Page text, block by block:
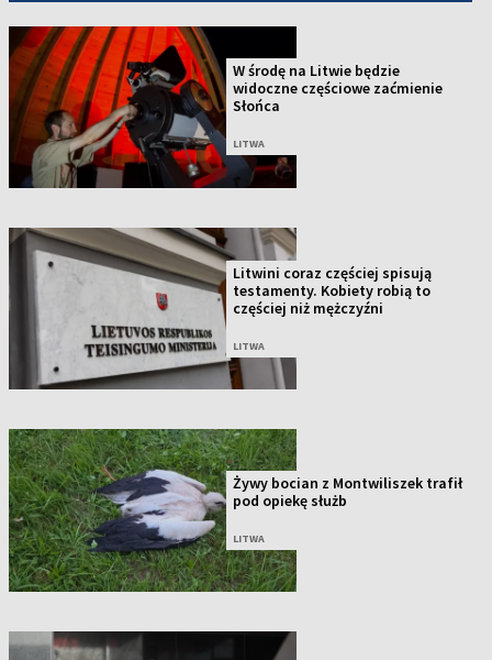
W środę na Litwie będzie
widoczne częściowe zaćmienie
Słońca
LITWA
Litwini coraz częściej spisują
testamenty. Kobiety robią to
częściej niż mężczyźni
LITWA
Żywy bocian z Montwiliszek trafił
pod opiekę służb
LITWA